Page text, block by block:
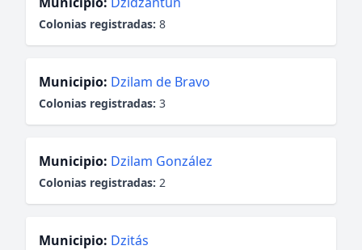
Colonias registradas: 8
Municipio: Dzilam de Bravo
Colonias registradas: 3
Municipio: Dzilam González
Colonias registradas: 2
Municipio: Dzitás